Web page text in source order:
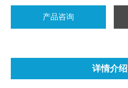
产品咨询
详情介绍